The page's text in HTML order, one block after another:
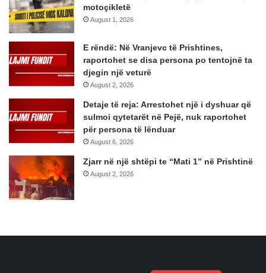
motoçikletë
August 1, 2026
E rëndë: Në Vranjevc të Prishtines,
raportohet se disa persona po tentojnë ta
djegin një veturë
August 2, 2026
Detaje të reja: Arrestohet një i dyshuar që
sulmoi qytetarët në Pejë, nuk raportohet
për persona të lënduar
August 6, 2026
Zjarr në një shtëpi te “Mati 1” në Prishtinë
August 2, 2026